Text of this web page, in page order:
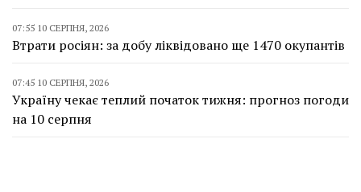
07:55 10 СЕРПНЯ, 2026
Втрати росіян: за добу ліквідовано ще 1470 окупантів
07:45 10 СЕРПНЯ, 2026
Україну чекає теплий початок тижня: прогноз погоди
на 10 серпня